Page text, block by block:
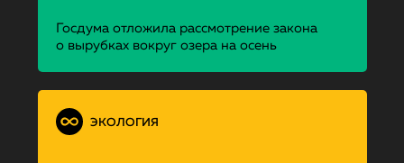
Госдума отложила рассмотрение закона
о вырубках вокруг озера на осень
ЭКОЛОГИЯ